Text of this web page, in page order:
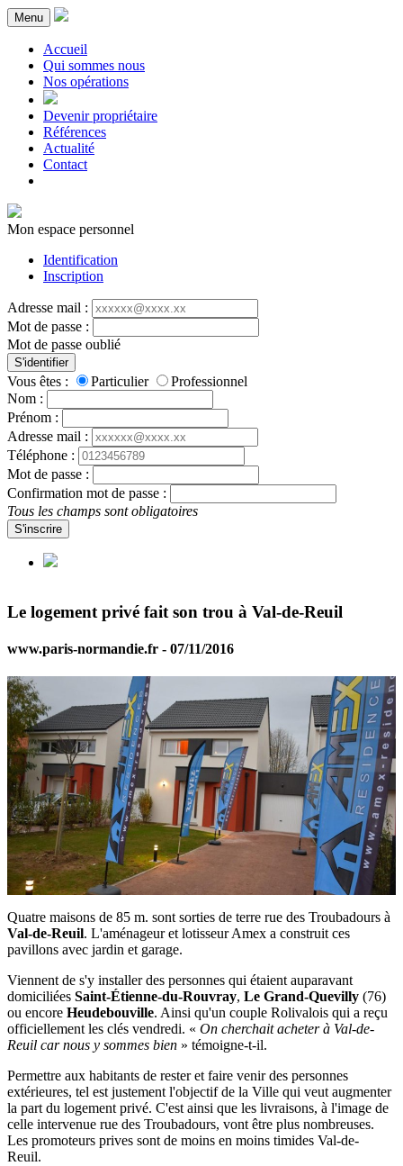
Menu
Accueil
Qui sommes nous
Nos opérations
Devenir propriétaire
Références
Actualité
Contact
Mon espace personnel
Identification
Inscription
Adresse mail :
Mot de passe :
Mot de passe oublié
S'identifier
Vous êtes : Particulier
Professionnel
Nom :
Prénom :
Adresse mail :
Téléphone :
Mot de passe :
Confirmation mot de passe :
Tous les champs sont obligatoires
S'inscrire
Le logement privé fait son trou à Val-de-Reuil
www.paris-normandie.fr - 07/11/2016
Quatre maisons de 85 m. sont sorties de terre rue des Troubadours à
Val-de-Reuil. L'aménageur et lotisseur Amex a construit ces
pavillons avec jardin et garage.
Viennent de s'y installer des personnes qui étaient auparavant
domiciliées Saint-Étienne-du-Rouvray, Le Grand-Quevilly (76)
ou encore Heudebouville. Ainsi qu'un couple Rolivalois qui a reçu
officiellement les clés vendredi. « On cherchait acheter à Val-de-
Reuil car nous y sommes bien » témoigne-t-il.
Permettre aux habitants de rester et faire venir des personnes
extérieures, tel est justement l'objectif de la Ville qui veut augmenter
la part du logement privé. C'est ainsi que les livraisons, à l'image de
celle intervenue rue des Troubadours, vont être plus nombreuses.
Les promoteurs prives sont de moins en moins timides Val-de-
Reuil.